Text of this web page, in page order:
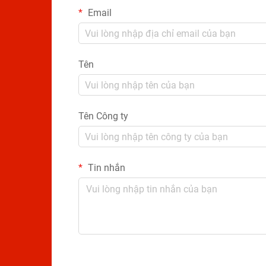
Email
Tên
Tên Công ty
Tin nhắn